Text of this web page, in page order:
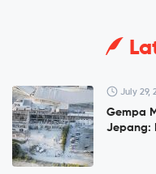
July 29,
Gempa
Jepang: